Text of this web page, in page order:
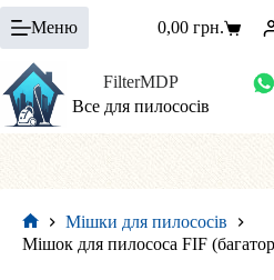
Перейти
до
вмісту
Меню Кошик
0,00грн.
FilterMDP
Все для пилососів
Головна
Мішки для пилососів
Мішок для пилососа FIF